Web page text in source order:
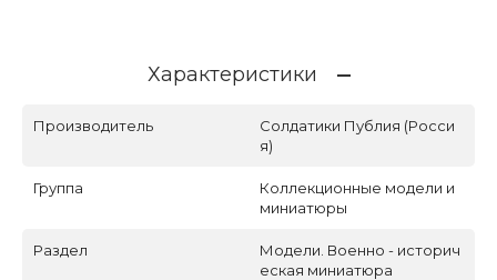
Характеристики
Производитель
Солдатики Публия (Росси
я)
Группа
Коллекционные модели и
миниатюры
Раздел
Модели. Военно - историч
еская миниатюра